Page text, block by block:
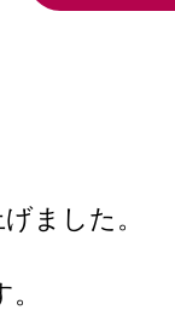
ました。